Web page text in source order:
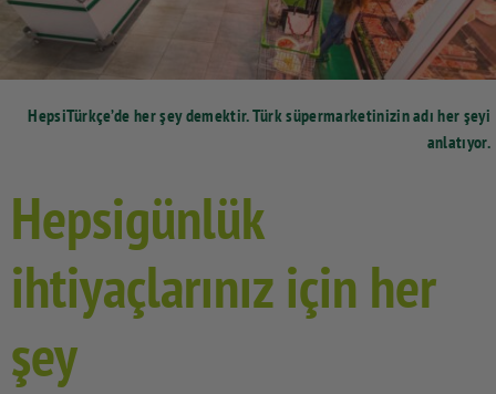
HepsiTürkçe’de her şey demektir. Türk süpermarketinizin adı her şeyi
anlatıyor.
Hepsigünlük
ihtiyaçlarınız için her
şey